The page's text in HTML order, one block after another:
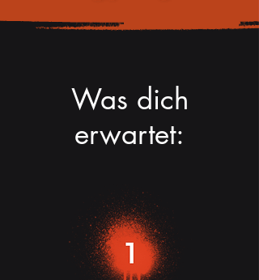
Was dich
erwartet: